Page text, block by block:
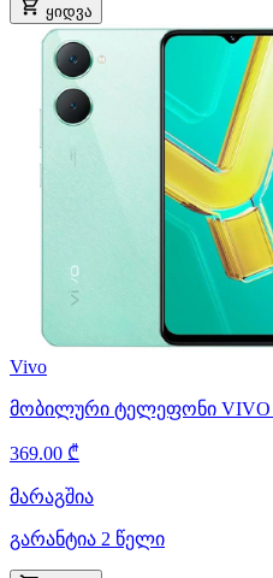
ყიდვა
Vivo
მობილური ტელეფონი VIVO
369.00 ₾
მარაგშია
გარანტია 2 წელი